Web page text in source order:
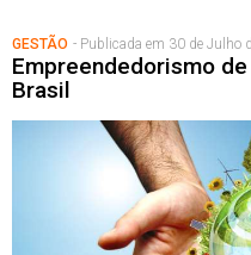
GESTÃO - Publicada em 30 de Julho
Empreendedorismo
Brasil